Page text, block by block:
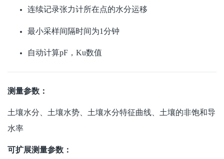
连续记录张力计所在点的水分运移
最小采样间隔时间为1分钟
自动计算pF，Ku数值
测量参数：
土壤水分、土壤水势、土壤水分特征曲线、土壤的非饱和导
水率
可扩展测量参数：